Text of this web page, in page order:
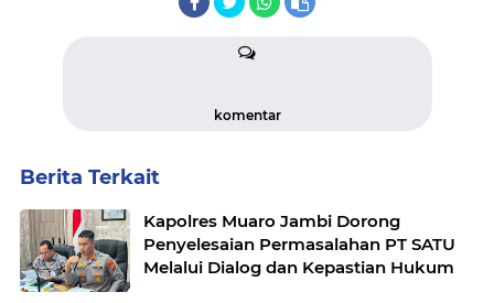
komentar
Berita Terkait
Kapolres Muaro Jambi Dorong
Penyelesaian Permasalahan PT SATU
Melalui Dialog dan Kepastian Hukum